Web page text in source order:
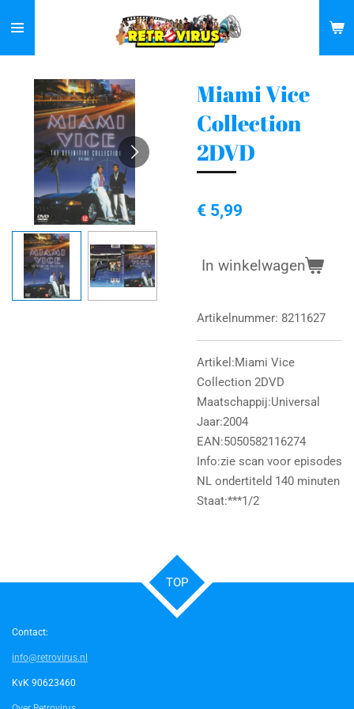
direct
naar
hoofdinhoud
Miami Vice
Collection
2DVD
€ 5,99
In winkelwagen
Artikelnummer: 8211627
Artikel:Miami Vice
Collection 2DVD
Maatschappij:Universal
Jaar:2004
EAN:5050582116274
Info:zie scan voor episodes
NL ondertiteld 140 minuten
Staat:***1/2
TOP
Contact:
info@retrovirus.nl
KvK 90623460